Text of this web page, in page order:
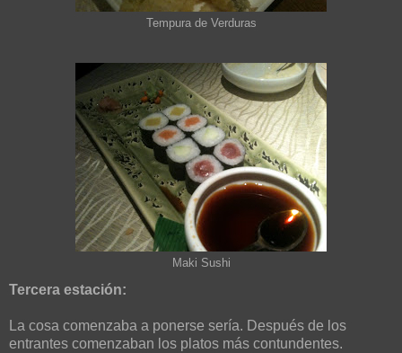
Tempura de Verduras
Maki Sushi
Tercera estación:
La cosa comenzaba a ponerse sería. Después de los
entrantes comenzaban los platos más contundentes.